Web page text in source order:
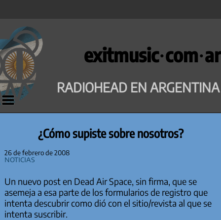
Saltar
al
contenido
exitmusic·com·ar
RADIOHEAD EN ARGENTINA
¿Cómo supiste sobre nosotros?
26 de febrero de 2008
Noticias
Un nuevo post en Dead Air Space, sin firma, que se
asemeja a esa parte de los formularios de registro que
intenta descubrir como dió con el sitio/revista al que se
intenta suscribir.